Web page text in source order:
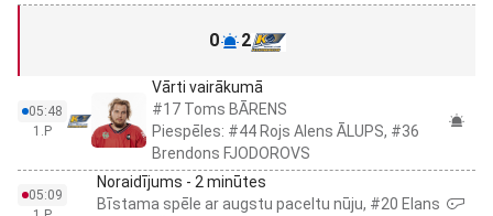
0 2
05:48
1.P
Vārti vairākumā
#17 Toms BĀRENS
Piespēles: #44 Rojs Alens ĀLUPS, #36
Brendons FJODOROVS
05:09
Noraidījums - 2 minūtes
Bīstama spēle ar augstu paceltu nūju, #20 Elans